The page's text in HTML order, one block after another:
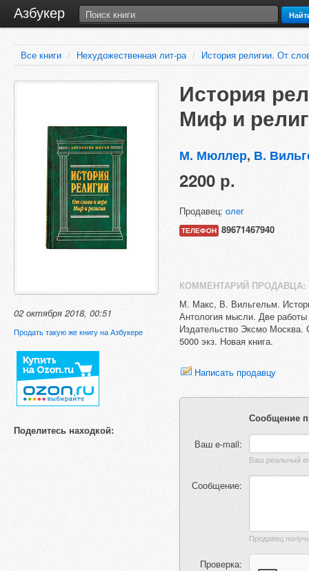
Азбукер
Все книги / Нехудожественная лит-ра / История религии. От
02 октября 2018, 00:51
Продать такую же книгу на Азбукере
Поделитесь находкой:
История
Миф и
М. Мюллер, В.
2200 р.
Продавец: oлег
ТЕЛЕФОН 89671467940
КОММЕНТАРИЙ ПРОДАВЦА:
М. Макс, В. Вильгельм.
Антология мысли. Две
Издательство Эксмо Москва.
5000 экз. Новая книга.
Написать продавцу
Сообщение
Ваш e-mail:
Сообщение:
Проверка: